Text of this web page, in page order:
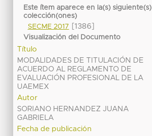
Este ítem aparece en la(s) siguiente(s)
colección(ones)
SECME 2017
[1386]
Visualización del Documento
Título
MODALIDADES DE TITULACIÓN DE
ACUERDO AL REGLAMENTO DE
EVALUACIÓN PROFESIONAL DE LA
UAEMEX
Autor
SORIANO HERNANDEZ JUANA
GABRIELA
Fecha de publicación